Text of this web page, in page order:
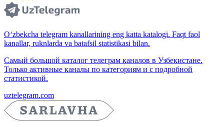
O‘zbekcha telegram kanallarining eng katta katalogi. Faqt faol
kanallar, ruknlarda va batafsil statistikasi bilan.
Самый большой каталог телеграм каналов в Узбекистане.
Только активные каналы по категориям и с подробной
статистикой.
uztelegram.com